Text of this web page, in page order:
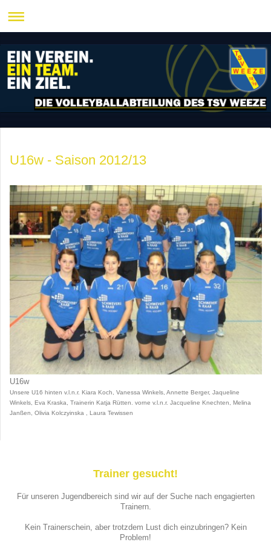
U16w - Saison 2012/13
U16w
Unsere U16 hinten v.l.n.r. Kiara Koch, Vanessa Winkels, Annette Berger, Jaqueline
Winkels, Eva Kraska, Trainerin Katja Rütten. vorne v.l.n.r. Jacqueline Knechten, Melina
Janßen, Olivia Kolczyinska , Laura Tewissen
Trainer gesucht!
Für unseren Jugendbereich sind wir auf der Suche nach engagierten
Trainern.
Kein Trainerschein, aber trotzdem Lust dich einzubringen? Kein
Problem!